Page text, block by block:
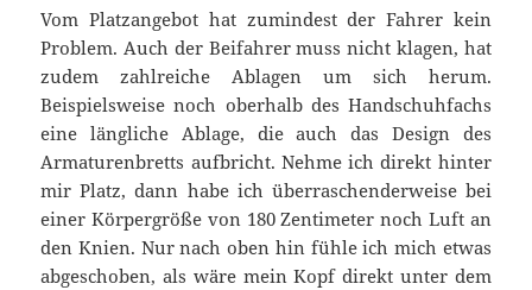
Vom Platzangebot hat zumindest der Fahrer kein
Problem. Auch der Beifahrer muss nicht klagen, hat
zudem zahlreiche Ablagen um sich herum.
Beispielsweise noch oberhalb des Handschuhfachs
eine längliche Ablage, die auch das Design des
Armaturenbretts aufbricht. Nehme ich direkt hinter
mir Platz, dann habe ich überraschenderweise bei
einer Körpergröße von 180 Zentimeter noch Luft an
den Knien. Nur nach oben hin fühle ich mich etwas
abgeschoben, als wäre mein Kopf direkt unter dem